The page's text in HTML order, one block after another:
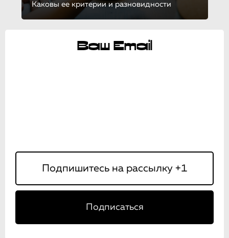
Каковы ее критерии и разновидности
Ваш Email
Подписаться